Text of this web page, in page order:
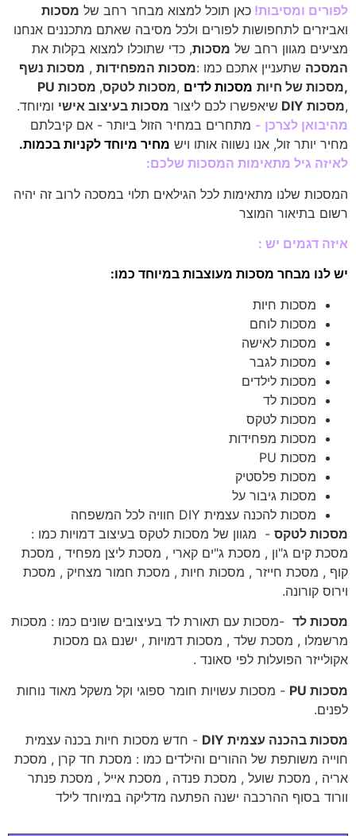
לפורים ומסיבות! כאן תוכל למצוא מבחר רחב של מסכות
ואביזרים לתחפושות לפורים ולכל מסיבה שאתם מתכננים אנחנו
מציעים מגוון רחב של מסכות, כדי שתוכלו למצוא בקלות את
המסכה שתעניין אתכם כמו :מסכות המפחידות , מסכות נשף
,מסכות של חיות מסכות לדים ,מסכות לטקס, מסכות PU
,מסכות DIY שיאפשרו לכם ליצור מסכות בעיצוב אישי ומיוחד.
מהיבואן לצרכן - מתחרים במחיר הזול ביותר - אם קיבלתם
מחיר יותר זול, אנו נשווה אותו ויש מחיר מיוחד לקניות בכמות.
לאיזה גיל מתאימות המסכות שלכם:
המסכות שלנו מתאימות לכל הגילאים תלוי במסכה לרוב זה יהיה
רשום בתיאור המוצר
איזה דגמים יש :
יש לנו מבחר מסכות מעוצבות במיוחד כמו:
מסכות חיות
מסכות לוחם
מסכות לאישה
מסכות לגבר
מסכות לילדים
מסכות לד
מסכות לטקס
מסכות מפחידות
מסכות PU
מסכות פלסטיק
מסכות גיבור על
מסכות להכנה עצמית DIY חוויה לכל המשפחה
מסכות לטקס - מגוון של מסכות לטקס בעיצוב דמויות כמו :
מסכת קים ג"ון , מסכת ג"ים קארי , מסכת ליצן מפחיד , מסכת
קוף , מסכת חייזר , מסכות חיות , מסכת חמור מצחיק , מסכת
וירוס קורונה.
מסכות לד -מסכות עם תאורת לד בעיצובים שונים כמו : מסכות
מרשמלו , מסכת שלד , מסכות דמויות , ישנם גם מסכות
אקולייזר הפועלות לפי סאונד .
מסכות PU
- מסכות עשויות חומר ספוגי וקל משקל מאוד נוחות
לפנים.
מסכות בהכנה עצמית DIY
- חדש מסכות חיות בכנה עצמית
חוייה משותפת של ההורים והילדים כמו : מסכת חד קרן , מסכת
אריה , מסכת שועל , מסכת פנדה , מסכת אייל , מסכת פנתר
וורוד בסוף ההרכבה ישנה הפתעה מדליקה במיוחד לילד